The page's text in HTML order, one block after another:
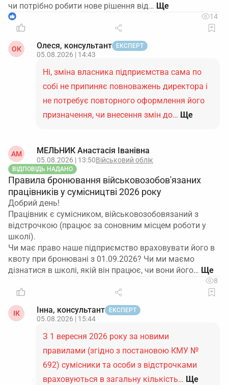
чи потрібно робити нове рішення від…
1 14
ОК Олеся, консультант ЕКСПЕРТ
05.08.2026 | 14:43
Ні, зміна власника підприємства сама по
собі не припиняє повноважень директора і
не потребує повторного оформлення його
призначення, чи внесення змін до… Ще
АМ МЕЛЬНИК Анастасія Іванівна
05.08.2026 | 13:50Військовий облік
ВІДПОВІДЬ НАДАНО
Правила бронювання військовозобов'язаних
працівників у сумісництві 2026 року
Добрий день!
Працівник є сумісником, військовозобовязаний з
відстрочкою (працює за соновним місцем роботи у
школі).
Чи має право наше підприємство враховувати його в
квоту при бронювані з 01.09.2026? Чи ми маємо
дізнатися в школі, якій він працює, чи вони його…
8
ІК Інна, консультант ЕКСПЕРТ
05.08.2026 | 15:44
З 1 вересня 2026 року за новими
правилами (згідно з постановою КМУ №
692) сумісники та особи з відстрочками
враховуються в загальну кількість… Ще